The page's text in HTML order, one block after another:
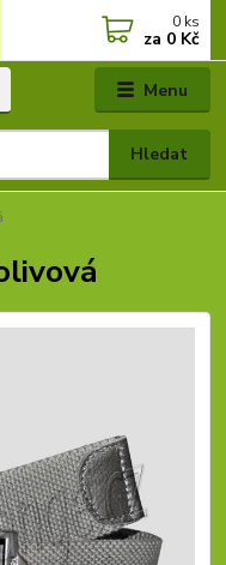
Menu
Hledat
0 ks
za 0 Kč